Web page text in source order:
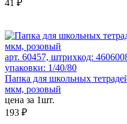
41 ₽
арт. 60457, штрихкод:
упаковки: 1/40/80
Папка для школьных
мкм, розовый
цена за 1шт.
193 ₽